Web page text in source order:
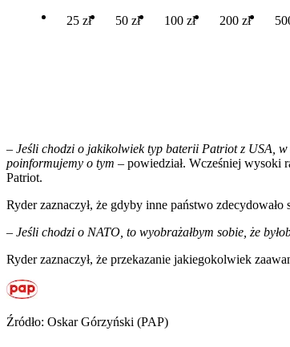
25 zł 50 zł 100 zł 200 zł
– Jeśli chodzi o jakikolwiek typ baterii Patriot z USA,
poinformujemy o tym – powiedział. Wcześniej wysoki
Patriot.
Ryder zaznaczył, że gdyby inne państwo
– Jeśli chodzi o NATO, to wyobrażałbym sobie, że
Ryder zaznaczył, że przekazanie jakiegokolwiek
Źródło: Oskar Górzyński (PAP)